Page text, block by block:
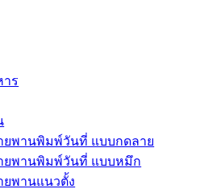
าร
ยพานพิมพ์วันที่ แบบกดลาย
ยพานพิมพ์วันที่ แบบหมึก
ยพานแนวตั้ง